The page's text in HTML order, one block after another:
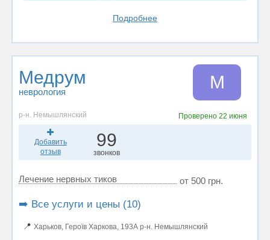
Подробнее
Медрум
неврология М
р-н. Немышлянский Проверено 22 июня
Добавить
отзыв
99
звонков
Лечение нервных тиков от 500 грн.
➡️ Все услуги и цены (10)
📍 Харьков, Героїв Харкова, 193А р-н. Немышлянский